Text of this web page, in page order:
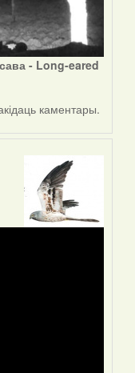
- Long-eared
каментары.